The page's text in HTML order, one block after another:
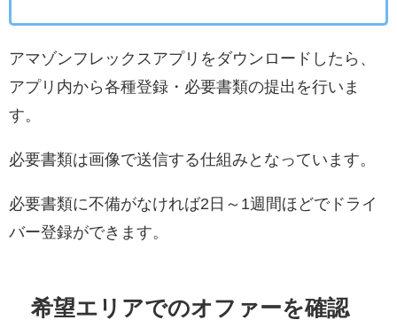
アマゾンフレックスアプリをダウンロードしたら、
アプリ内から各種登録・必要書類の提出を行いま
す。
必要書類は画像で送信する仕組みとなっています。
必要書類に不備がなければ2日～1週間ほどでドライ
バー登録ができます。
希望エリアでのオファーを確認